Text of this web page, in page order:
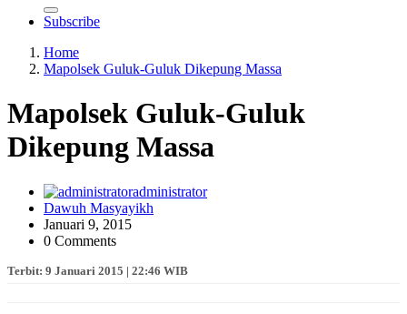
Subscribe
Home
Mapolsek Guluk-Guluk Dikepung Massa
Mapolsek Guluk-Guluk
Dikepung Massa
administrator
Dawuh Masyayikh
Januari 9, 2015
0 Comments
Terbit: 9 Januari 2015 | 22:46 WIB